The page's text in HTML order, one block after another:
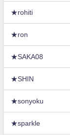
★rohiti
★ron
★SAKA08
★SHIN
★sonyoku
★sparkle